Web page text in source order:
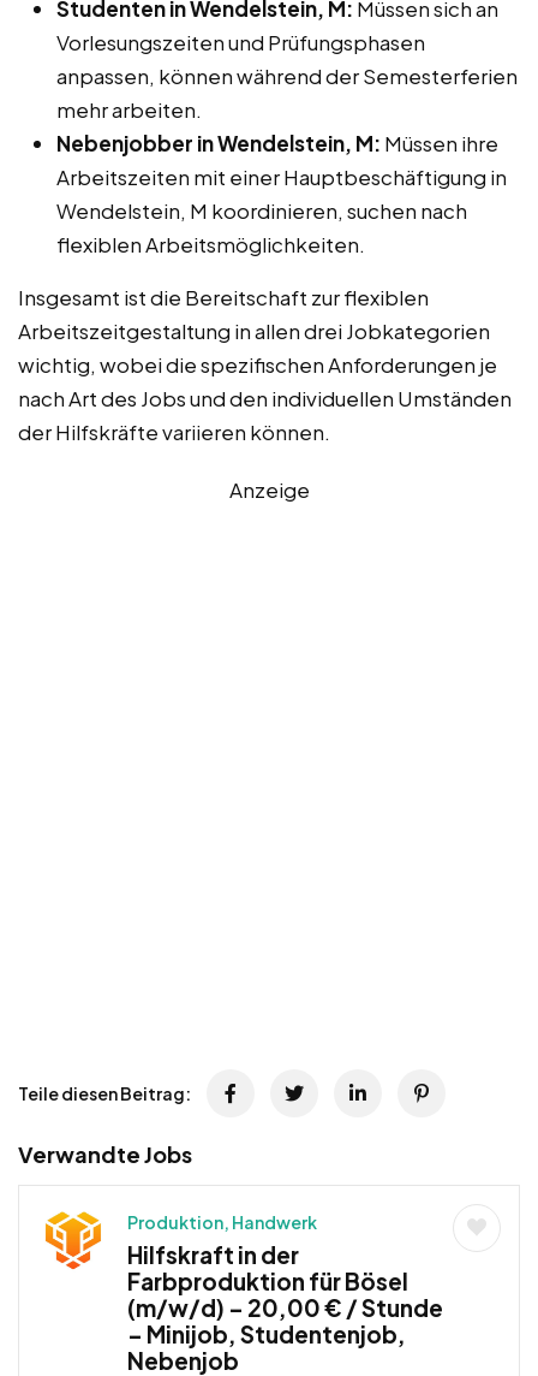
Studenten in Wendelstein, M: Müssen sich an
Vorlesungszeiten und Prüfungsphasen
anpassen, können während der Semesterferien
mehr arbeiten.
Nebenjobber in Wendelstein, M: Müssen ihre
Arbeitszeiten mit einer Hauptbeschäftigung in
Wendelstein, M koordinieren, suchen nach
flexiblen Arbeitsmöglichkeiten.
Insgesamt ist die Bereitschaft zur flexiblen
Arbeitszeitgestaltung in allen drei Jobkategorien
wichtig, wobei die spezifischen Anforderungen je
nach Art des Jobs und den individuellen Umständen
der Hilfskräfte variieren können.
Anzeige
Teile diesen Beitrag:
Verwandte Jobs
Produktion, Handwerk
Hilfskraft in der
Farbproduktion für Bösel
(m/w/d) – 20,00 € / Stunde
– Minijob, Studentenjob,
Nebenjob